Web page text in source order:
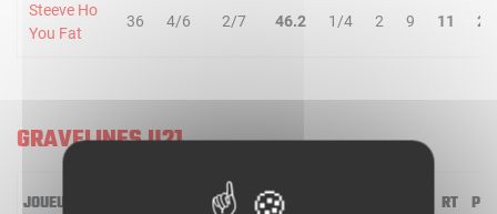
Steeve Ho
You Fat
36 4/6 2/7 46.2 1/4 2 9 11 2
GRAVELINES U21
JOUEUR 3R/3T TR/TT RT PD